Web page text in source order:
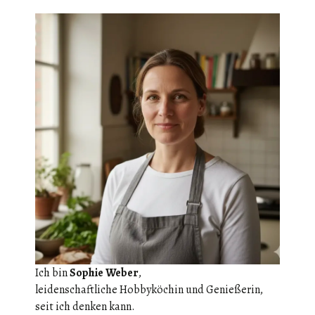
Ich binSophie Weber,
leidenschaftliche Hobbyköchin und Genießerin,
seit ich denken kann.